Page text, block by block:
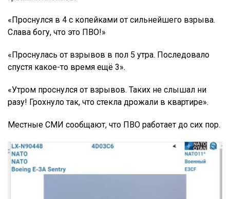
«Проснулся в 4 с копейками от сильнейшего взрыва.
Слава богу, что это ПВО!»
«Проснулась от взрывов в пол 5 утра. Последовало
спустя какое-то время ещё 3».
«Утром проснулся от взрывов. Таких не слышал ни
разу! Грохнуло так, что стекла дрожали в квартире».
Местные СМИ сообщают, что ПВО работает до сих пор.